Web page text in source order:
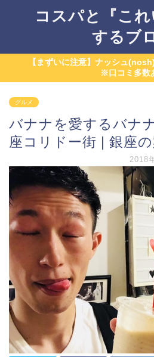
コスパと『こ
するブ
【まずいに注意】ナッシュ
※口コミ多数
グルメ
バナナを愛するバナ
座コリドー街 | 銀座の
2018